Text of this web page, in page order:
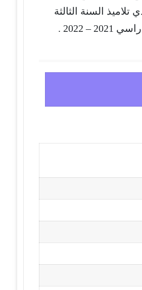
السنة الثالثة
2022 .